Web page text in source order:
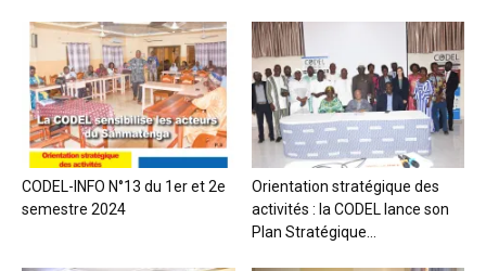
CODEL-INFO N°13 du 1er et 2e
semestre 2024
Orientation stratégique des
activités : la CODEL lance son
Plan Stratégique...